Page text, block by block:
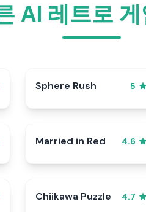
AI 레트로
Sphere Rush 5
Married in Red 4.6
Chiikawa Puzzle 4.7